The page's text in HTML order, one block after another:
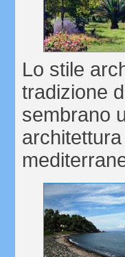
Lo stile
tradizione
sembrano